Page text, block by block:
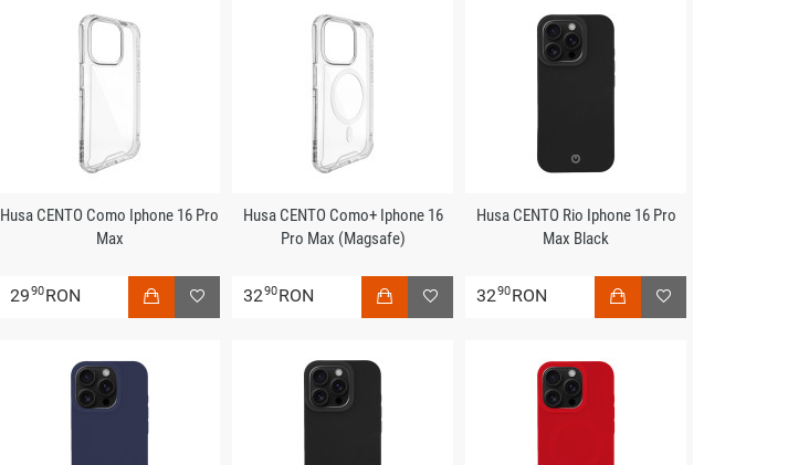
Husa CENTO Como Iphone 16 Pro
Max
2990RON
Husa CENTO Como+ Iphone 16
Pro Max (Magsafe)
3290RON
Husa CENTO Rio Iphone 16 Pro
Max Black
3290RON